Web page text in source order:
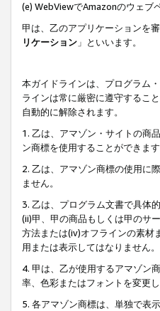
(e) WebViewでAmazonのウェブ
甲は、乙のアプリケーションを
リケーション 」といいます。
本ガイドラインは、プログラム
ラインは常に厳密に遵守するこ
自動的に解除されます。
1. 乙は、アマゾン・サイトの商
ン商標を使用することができます
2. 乙は、アマゾン商標の使用に
ません。
3. 乙は、プログラム文書で具体
(ii)甲、甲の商品もしくは甲のサ
方法または(iv)オフラインの素材
用または表示してはなりません。
4. 甲は、乙が使用するアマゾン
率、色彩またはフォントを変更
5. 各アマゾン商標は、単独で表